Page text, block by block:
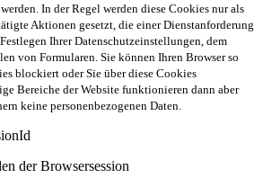
In der Regel werden diese Cookies nur als
Aktionen gesetzt, die einer Dienstanforderung
Ihrer Datenschutzeinstellungen, dem
von Formularen. Sie können Ihren Browser so
blockiert oder Sie über diese Cookies
Bereiche der Website funktionieren dann aber
keine personenbezogenen Daten.
der Browsersession